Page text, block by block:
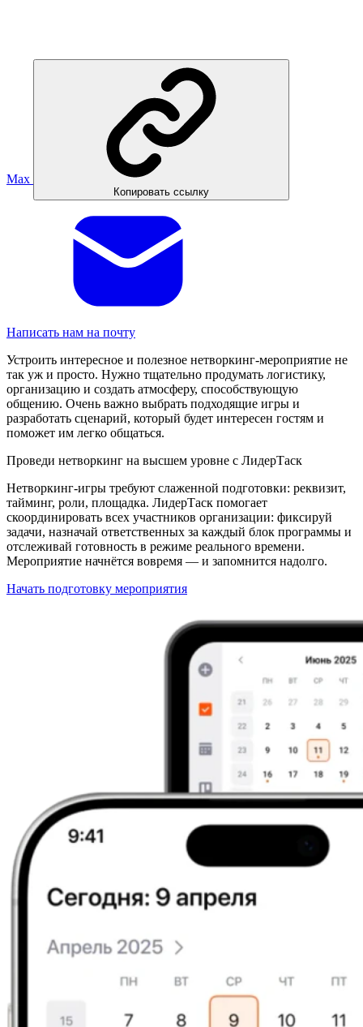
Max
Копировать ссылку
Написать нам на почту
Устроить интересное и полезное нетворкинг-мероприятие не
так уж и просто. Нужно тщательно продумать логистику,
организацию и создать атмосферу, способствующую
общению. Очень важно выбрать подходящие игры и
разработать сценарий, который будет интересен гостям и
поможет им легко общаться.
Проведи нетворкинг на высшем уровне с ЛидерТаск
Нетворкинг-игры требуют слаженной подготовки: реквизит,
тайминг, роли, площадка. ЛидерТаск помогает
скоординировать всех участников организации: фиксируй
задачи, назначай ответственных за каждый блок программы и
отслеживай готовность в режиме реального времени.
Мероприятие начнётся вовремя — и запомнится надолго.
Начать подготовку мероприятия